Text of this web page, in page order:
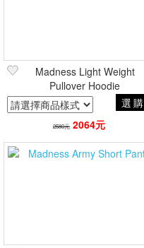
Madness Light Weight
Pullover Hoodie
選購
2580元 2064元